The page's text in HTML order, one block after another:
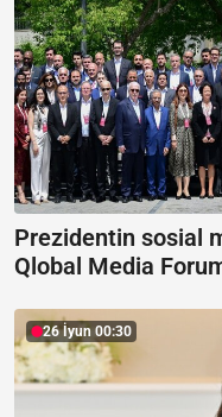
Prezidentin sosial
Qlobal Media
26 İyun 00:30